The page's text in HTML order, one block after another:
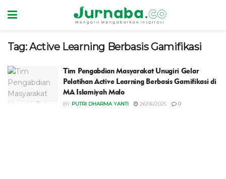
Tag:Active Learning Berbasis Gamifikasi
Tim Pengabdian Masyarakat Unugiri Gelar
Pelatihan Active Learning Berbasis Gamifikasi di
MA Islamiyah Malo
BY PUTRI DHARMA YANTI 26/06/2025 0